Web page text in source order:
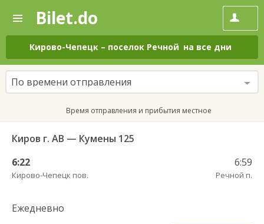
—
Поиск
и
покупка
билетов
на
автобус
онлайн
Bilet.do
Кирово-Чепецк – поселок Речной на все дни
По времени отправления
Время отправления и прибытия местное
Киров г. АВ — Кумены 125
6:22
Кирово-Чепецк пов.
6:59
Речной п.
Ежедневно